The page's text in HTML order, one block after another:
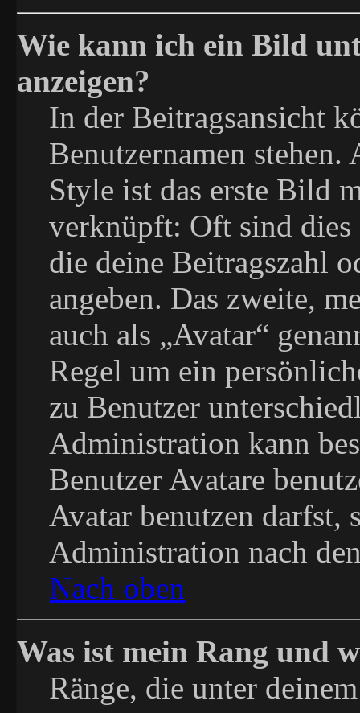
Wie kann ich ein Bild
anzeigen?
In der Beitragsansicht
Benutzernamen
Style ist das erste Bild
verknüpft: Oft sind dies
die deine Beitragszahl
angeben. Das zweite,
auch als „Avatar“
Regel um ein
zu Benutzer
Administration kann
Benutzer Avatare
Avatar benutzen darfst,
Administration nach
Nach oben
Was ist mein Rang und
Ränge, die unter